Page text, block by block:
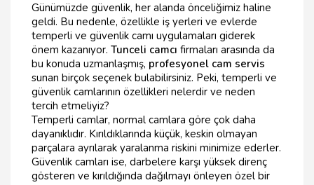
Günümüzde güvenlik, her alanda önceliğimiz haline
geldi. Bu nedenle, özellikle iş yerleri ve evlerde
temperli ve güvenlik camı uygulamaları giderek
önem kazanıyor. Tunceli camcı firmaları arasında da
bu konuda uzmanlaşmış, profesyonel cam servis
sunan birçok seçenek bulabilirsiniz. Peki, temperli ve
güvenlik camlarının özellikleri nelerdir ve neden
tercih etmeliyiz?
Temperli camlar, normal camlara göre çok daha
dayanıklıdır. Kırıldıklarında küçük, keskin olmayan
parçalara ayrılarak yaralanma riskini minimize ederler.
Güvenlik camları ise, darbelere karşı yüksek direnç
gösteren ve kırıldığında dağılmayı önleyen özel bir